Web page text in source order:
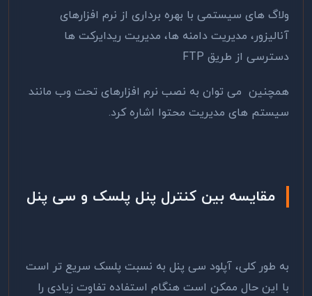
ولاگ های سیستمی با بهره برداری از نرم افزارهای
آنالیزور، مدیریت دامنه ها، مدیریت ریدایرکت ها
دسترسی از طریق FTP
همچنین می توان به نصب نرم افزارهای تحت وب مانند
سیستم های مدیریت محتوا اشاره کرد.
مقایسه بین کنترل پنل پلسک و سی پنل
به طور کلی، آپلود سی پنل به نسبت پلسک سریع تر است
با این حال ممکن است هنگام استفاده تفاوت زیادی را